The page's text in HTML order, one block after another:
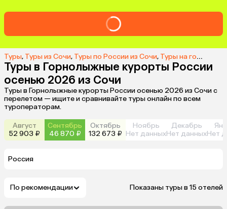
Туры, Туры из Сочи, Туры по России из Сочи, Туры на горнолыжные курорты России из Сочи
Туры в Горнолыжные курорты России
осенью 2026 из Сочи
Туры в Горнолыжные курорты России осенью 2026 из Сочи с
перелетом — ищите и сравнивайте туры онлайн по всем
туроператорам.
Август
52 903 ₽
Сентябрь
46 870 ₽
Октябрь
132 673 ₽
Ноябрь
Нет данных
Декабрь
Нет данныхНет
Россия
По рекомендации Показаны туры в 15 отелей